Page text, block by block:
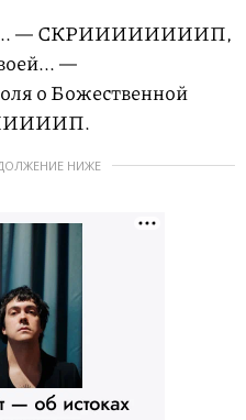
— СКРИИИИИИИИП,
—
о Божественной
НИЖЕ